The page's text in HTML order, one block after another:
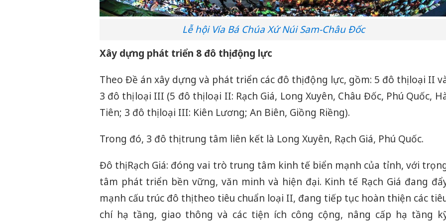
Lễ hội Vía Bá Chúa Xứ Núi Sam-Châu Đốc
Xây dựng phát triển 8 đô thị động lực
Theo Đề án xây dựng và phát triển các đô thị động lực, gồm: 5 đô thị loại II
3 đô thị loại III (5 đô thị loại II: Rạch Giá, Long Xuyên, Châu Đốc, Phú Quốc,
Tiên; 3 đô thị loại III: Kiên Lương; An Biên, Giồng Riềng).
Trong đó, 3 đô thị trung tâm liên kết là Long Xuyên, Rạch Giá, Phú Quốc.
Đô thị Rạch Giá: đóng vai trò trung tâm kinh tế biển mạnh của tỉnh, với
tâm phát triển bền vững, văn minh và hiện đại. Kinh tế Rạch Giá đang
mạnh cấu trúc đô thị theo tiêu chuẩn loại II, đang tiếp tục hoàn thiện các
chí hạ tầng, giao thông và các tiện ích công cộng, nâng cấp hạ tầng